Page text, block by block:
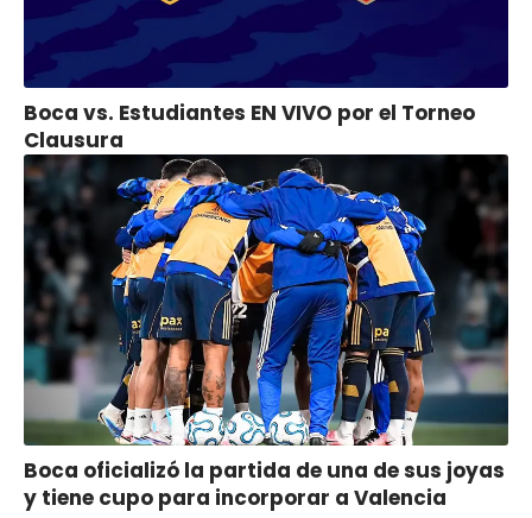
Boca vs. Estudiantes EN VIVO por el Torneo
Clausura
Boca oficializó la partida de una de sus joyas
y tiene cupo para incorporar a Valencia